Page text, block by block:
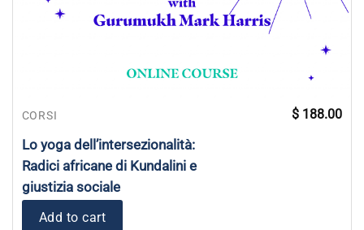
CORSI
Lo yoga dell’intersezionalità:
Radici africane di Kundalini e
giustizia sociale
$ 188.00
Add to cart